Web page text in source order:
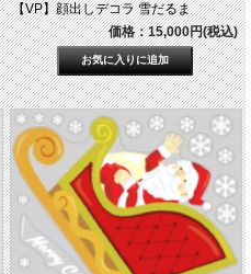
【VP】顔出しデコラ 雪だるま
価格：15,000円(税込)